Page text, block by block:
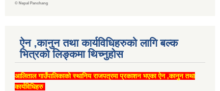
© Nepal Panchang
ऐन ,कानुन तथा कार्यविधिहरुको लागि बल्क
भित्रको लिङ्कमा थिच्‍नुहोस
आलिताल गाउँपालिकाको स्थानिय राजपत्रमा प्रकाशन भएका ऐन ,कानुन तथा
कार्यविधिहरु